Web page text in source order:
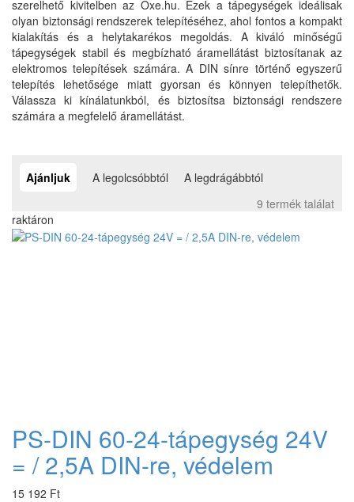
szerelhető kivitelben az Oxe.hu. Ezek a tápegységek ideálisak
olyan biztonsági rendszerek telepítéséhez, ahol fontos a kompakt
kialakítás és a helytakarékos megoldás. A kiváló minőségű
tápegységek stabil és megbízható áramellátást biztosítanak az
elektromos telepítések számára. A DIN sínre történő egyszerű
telepítés lehetősége miatt gyorsan és könnyen telepíthetők.
Válassza ki kínálatunkból, és biztosítsa biztonsági rendszere
számára a megfelelő áramellátást.
Ajánljuk A legolcsóbbtól
A legdrágábbtól
9 termék találat
raktáron
PS-DIN 60-24-tápegység 24V
= / 2,5A DIN-re, védelem
15 192 Ft